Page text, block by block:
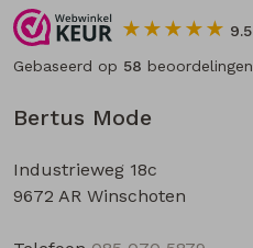
Bertus Mode
Industrieweg 18c
9672 AR Winschoten
9.5
Gebaseerd op 58 beoordelingen